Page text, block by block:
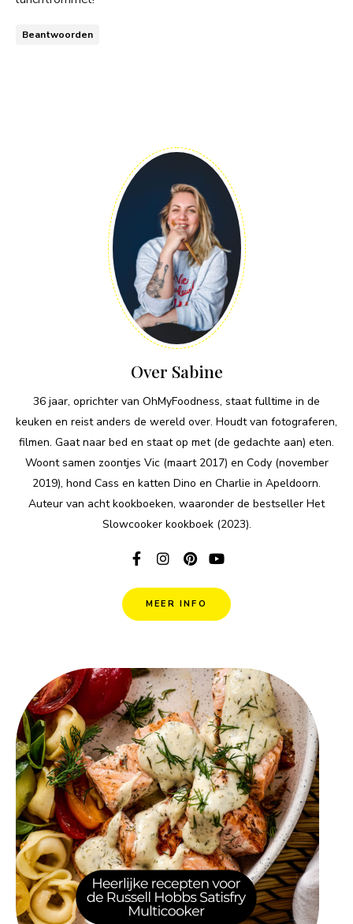
Beantwoorden
Over Sabine
36 jaar, oprichter van OhMyFoodness, staat fulltime in de
keuken en reist anders de wereld over. Houdt van fotograferen,
filmen. Gaat naar bed en staat op met (de gedachte aan) eten.
Woont samen zoontjes Vic (maart 2017) en Cody (november
2019), hond Cass en katten Dino en Charlie in Apeldoorn.
Auteur van acht kookboeken, waaronder de bestseller Het
Slowcooker kookboek (2023).
MEER INFO